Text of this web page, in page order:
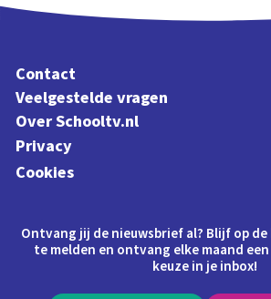
Contact
Veelgestelde vragen
Over Schooltv.nl
Privacy
Cookies
Ontvang jij de nieuwsbrief al? Blijf op
te melden en ontvang elke maand
keuze in je inbox!